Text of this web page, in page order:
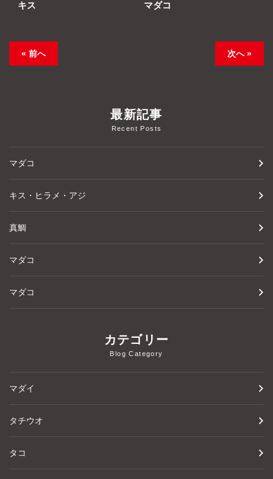
キス マダコ
« 前へ 次へ »
最新記事
Recent Posts
マダコ
キス・ヒラメ・アジ
真鯛
マダコ
マダコ
カテゴリー
Blog Category
マダイ
タチウオ
タコ